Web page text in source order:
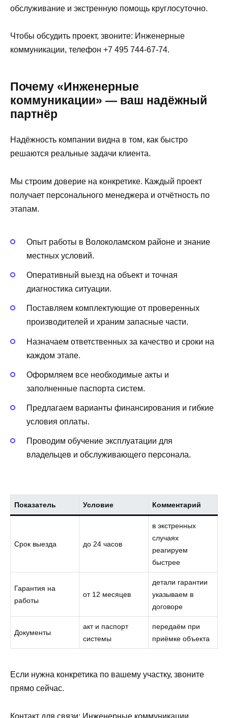
обслуживание и экстренную помощь круглосуточно.
Чтобы обсудить проект, звоните: Инженерные
коммуникации, телефон +7 495 744-67-74.
Почему «Инженерные
коммуникации» — ваш надёжный
партнёр
Надёжность компании видна в том, как быстро
решаются реальные задачи клиента.
Мы строим доверие на конкретике. Каждый проект
получает персонального менеджера и отчётность по
этапам.
Опыт работы в Волоколамском районе и знание
местных условий.
Оперативный выезд на объект и точная
диагностика ситуации.
Поставляем комплектующие от проверенных
производителей и храним запасные части.
Назначаем ответственных за качество и сроки на
каждом этапе.
Оформляем все необходимые акты и
заполненные паспорта систем.
Предлагаем варианты финансирования и гибкие
условия оплаты.
Проводим обучение эксплуатации для
владельцев и обслуживающего персонала.
Показатель Условие Комментарий
Срок выезда до 24 часов
в экстренных
случаях
реагируем
быстрее
Гарантия на
работы
от 12 месяцев
детали гарантии
указываем в
договоре
Документы
акт и паспорт
системы
передаём при
приёмке объекта
Если нужна конкретика по вашему участку, звоните
прямо сейчас.
Контакт для связи: Инженерные коммуникации,